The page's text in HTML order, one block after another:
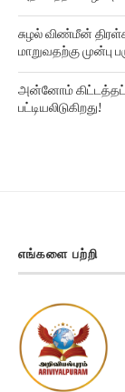
சுழல் விண்மீன்
மாறுவதற்கு முன்பு
அன்னோம்
பட்டியலிடுகிறது!
எங்களை பற்றி